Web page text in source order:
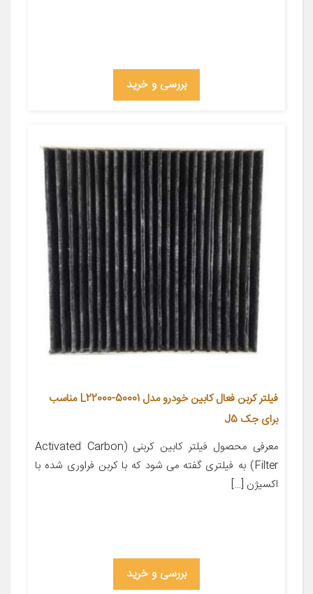
بررسی و خرید
فیلتر کربن فعال کابین خودرو مدل L22000-50001 مناسب
برای جک J5
معرفی محصول فیلتر کابین کربنی (Activated Carbon
Filter) به فیلتری گفته می شود که با کربن فراوری شده با
اکسیژن […]
بررسی و خرید